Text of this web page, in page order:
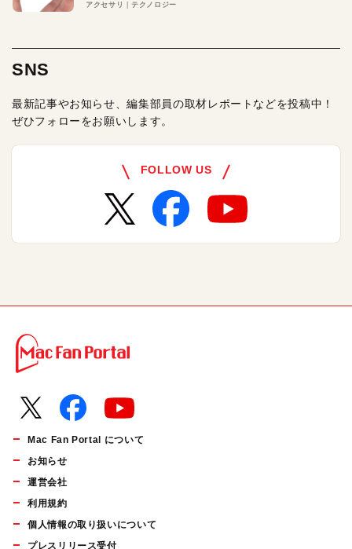
アクセサリ テクノロジー
SNS
最新記事やお知らせ、編集部員の取材レポートなどを投稿中！
ぜひフォローをお願いします。
FOLLOW US
Mac Fan Portal について
お知らせ
運営会社
利用規約
個人情報の取り扱いについて
プレスリリース受付